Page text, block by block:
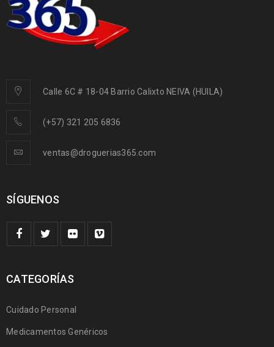
Calle 6C # 18-04 Barrio Calixto NEIVA (HUILA)
(+57) 321 205 6836
ventas@droguerias365.com
SÍGUENOS
CATEGORÍAS
Cuidado Personal
Medicamentos Genéricos